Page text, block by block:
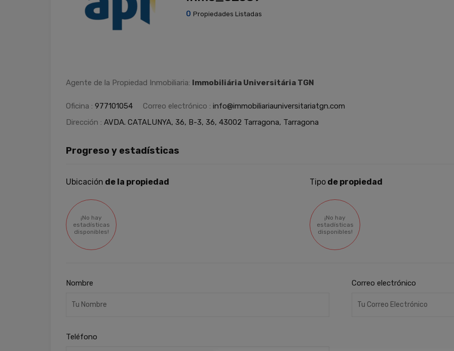
0 Propiedades Listadas
Agente de la Propiedad Inmobiliaria: Immobiliária Universitária TGN
Oficina : 977101054 Correo electrónico : info@immobiliariauniversitariatgn.com
Dirección : AVDA. CATALUNYA, 36, B-3, 36, 43002 Tarragona, Tarragona
Progreso y estadísticas
Ubicación de la propiedad
¡No hay
estadísticas
disponibles!
Tipo de propiedad
¡No hay
estadísticas
disponibles!
Nombre Correo electrónico
Teléfono